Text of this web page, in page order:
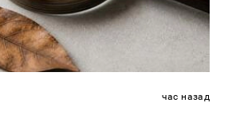
час назад